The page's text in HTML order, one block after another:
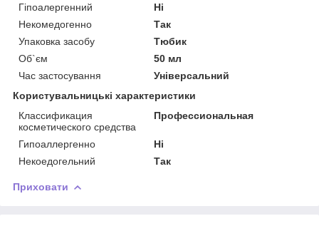
Гіпоалергенний
Ні
Некомедогенно
Так
Упаковка засобу
Тюбик
Об`єм
50 мл
Час застосування
Універсальний
Користувальницькі характеристики
Классификация
косметического средства
Профессиональная
Гипоаллергенно
Ні
Некоедогельний
Так
Приховати